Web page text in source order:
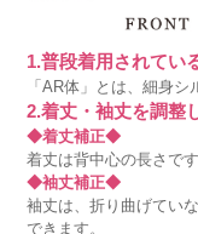
1.普段着用されてい
「AR体」とは、細身シ
2.着丈・袖丈を調整
◆着丈補正◆
着丈は背中心の長さで
◆袖丈補正◆
袖丈は、折り曲げてい
できます。